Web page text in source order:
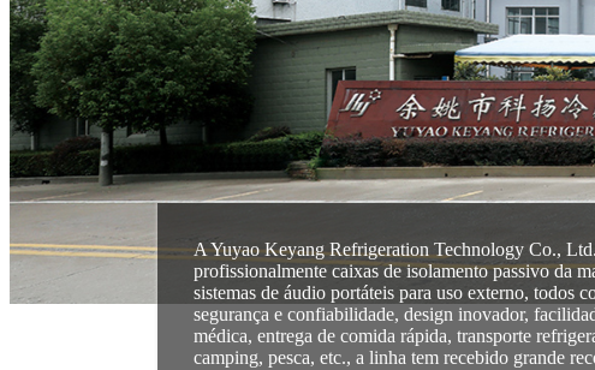
A Yuyao Keyang Refrigeration Technology Co.,
profissionalmente caixas de isolamento passivo da
sistemas de áudio portáteis para uso externo, todos
segurança e confiabilidade, design inovador,
médica, entrega de comida rápida, transporte
camping, pesca, etc., a linha tem recebido grande